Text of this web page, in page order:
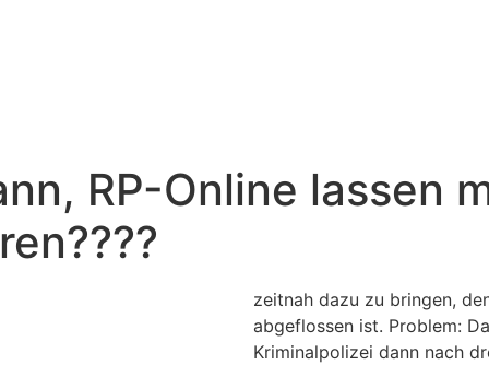
RP-Online lassen
zeitnah dazu zu bringen,
abgeflossen ist. Problem:
Kriminalpolizei dann nach